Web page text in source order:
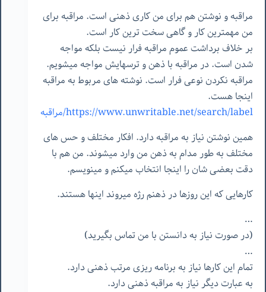
مراقبه و نوشتن هم برای من کاری ذهنی است. مراقبه برای
من مهمترین کار و گاهی سخت ترین کار است.
بر خلاف برداشت عموم مراقبه فرار نیست بلکه مواجه
شدن است. در مراقبه با ذهن و ترسهایش مواجه میشویم.
مراقبه نکردن نوعی فرار است. نوشته های مربوط به مراقبه
اینجا هست.
https://www.unwritable.net/search/label/مراقبه
همین نوشتن نیاز به مراقبه دارد. افکار مختلف و حس های
مختلف به طور مدام به ذهن من وارد میشوند. من هم با
دقت بعضی شان را اینجا انتخاب میکنم و مینویسم.
کارهایی که این روزها در ذهنم رژه میروند اینها هستند.
…
(در صورت نیاز به دانستن با من تماس بگیرید)
…
تمام این کارها نیاز به برنامه ریزی مرتب ذهنی دارد.
به عبارت دیگر نیاز به مراقبه ذهنی دارد.